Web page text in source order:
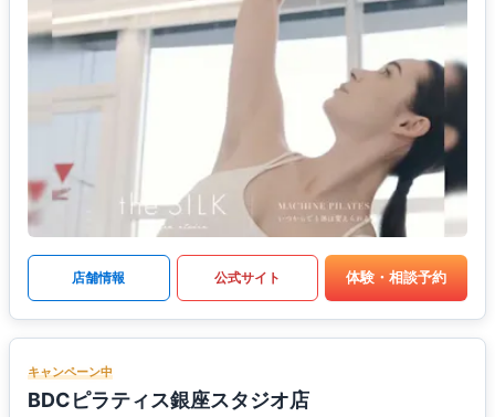
店舗情報 公式サイト 体験・相談予約
キャンペーン中
BDCピラティス銀座スタジオ店